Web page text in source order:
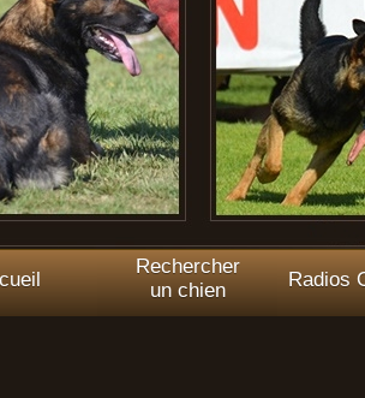
Rechercher
un chien
Radios